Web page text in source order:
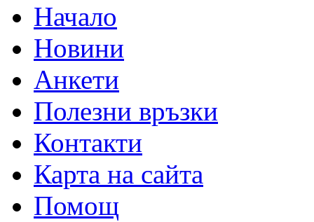
Начало
Новини
Анкети
Полезни връзки
Контакти
Карта на сайта
Помощ